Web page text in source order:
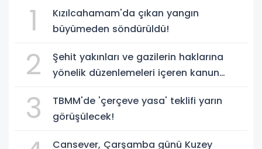
1
Kızılcahamam'da çıkan yangın
büyümeden söndürüldü!
2
Şehit yakınları ve gazilerin haklarına
yönelik düzenlemeleri içeren kanun
3
TBMM'de 'çerçeve yasa' teklifi yarın
görüşülecek!
Cansever, Çarşamba günü Kuzey